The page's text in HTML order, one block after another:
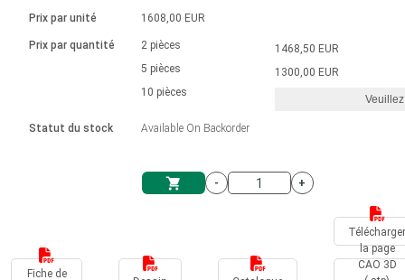
Système d'unité
Solénoïdes
Ø 28-42| 1-1400 rpm | <= 290Ncm
Contrôleur de moteur CC sans
Pilotes de moteurs à courant
continu à balais série DPWM
Pilotes de moteur pas à pas
Synchrone-Asynchrone | pour 1-4 actionneurs
Boîtes de contrôle
Synchrone-Asynchrone | pour 1-4 actionneurs
Français (EUR)
Norsk (NOK)
Prix par unité
Prix par quantité
Statut du stock
1608,00 EUR
2 pièces
5 pièces
10 pièces
Available On Backorder
1468,50 EUR
1300,00 EUR
- +
Télécharger
la page
Fiche de
CAO 3D